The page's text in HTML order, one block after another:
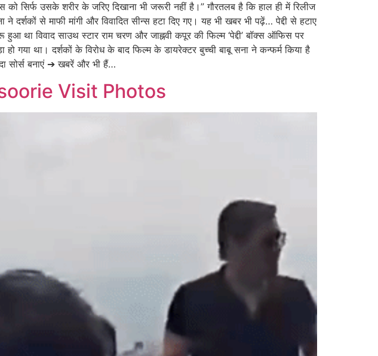
सिर्फ उसके शरीर के जरिए दिखाना भी जरूरी नहीं है।” गौरतलब है कि हाल ही में रिलीज
से माफी मांगी और विवादित सीन्स हटा दिए गए। यह भी खबर भी पढ़ें… पेद्दी से हटाए
था विवाद साउथ स्टार राम चरण और जाह्नवी कपूर की फिल्म ‘पेद्दी’ बॉक्स ऑफिस पर
गया था। दर्शकों के विरोध के बाद फिल्म के डायरेक्टर बुच्ची बाबू सना ने कन्फर्म किया है
सोर्स बनाएं ➔ खबरें और भी हैं…
Visit Photos